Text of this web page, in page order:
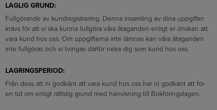
LAGLIG GRUND:
Fullgörande av kundregistrering. Denna insamling av dina uppgifter
krävs för att vi ska kunna fullgöra våra åtaganden enligt er önskan att
vara kund hos oss. Om uppgifterna inte lämnas kan våra åtaganden
inte fullgöras och vi tvingas därför neka dig som kund hos oss.
LAGRINGSPERIOD:
Från dess att ni godkänt att vara kund hos oss har ni godkänt att för
en tid om enligt rättslig grund med hänvisning till Bokföringslagen.